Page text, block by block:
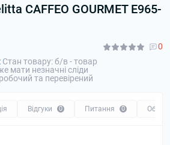
CAFFEO GOURMET E965-
Стан товару: б/в - товар
мати незначні сліди
та перевірений
0
Відгуки 0 Питання 0 Обмін